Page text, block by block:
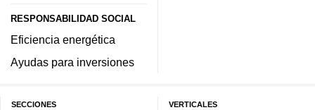
RESPONSABILIDAD SOCIAL
Eficiencia energética
Ayudas para inversiones
SECCIONES VERTICALES